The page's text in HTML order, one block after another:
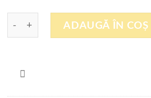
Cantitate Freza de imbinare in dinti
ADAUGĂ ÎN COȘ